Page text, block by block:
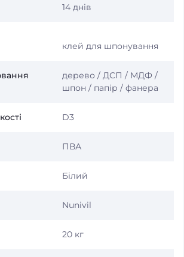
14 днів
клей для шпонування
дерево / ДСП / МДФ /
шпон / папір / фанера
D3
ПВА
Білий
Nunivil
20 кг